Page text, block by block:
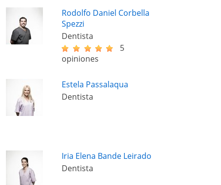
Rodolfo Daniel Corbella
Spezzi
Dentista
5
opiniones
Estela Passalaqua
Dentista
Iria Elena Bande Leirado
Dentista